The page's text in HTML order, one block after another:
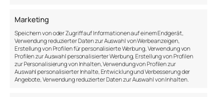
Marketing
Speichern von oder Zugriff auf Informationen auf einem Endgerät,
Verwendung reduzierter Daten zur Auswahl von Werbeanzeigen,
Erstellung von Profilen für personalisierte Werbung, Verwendung von
Profilen zur Auswahl personalisierter Werbung, Erstellung von Profilen
zur Personalisierung von Inhalten, Verwendung von Profilen zur
Auswahl personalisierter Inhalte, Entwicklung und Verbesserung der
Angebote, Verwendung reduzierter Daten zur Auswahl von Inhalten.
Oliver Burkeman – 4000 Weeks